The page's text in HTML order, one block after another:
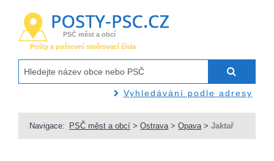
PSČ měst a obcí
Pošty a poštovní směrovací čísla
Vyhledávání podle adresy
Navigace: PSČ měst a obcí >Ostrava >Opava >Jaktař